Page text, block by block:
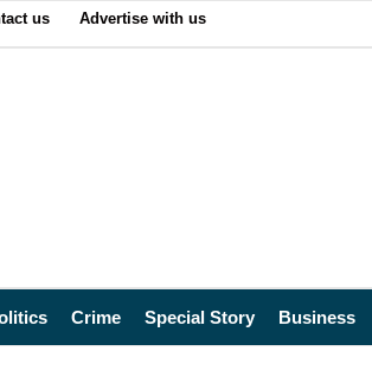
us Advertise with us
Crime Special Story Business